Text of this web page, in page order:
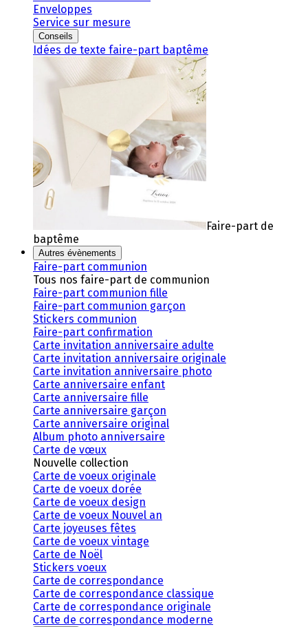
Enveloppes
Service sur mesure
Conseils
Idées de texte faire-part baptême
Faire-part de
baptême
Autres évènements
Faire-part communion
Tous nos faire-part de communion
Faire-part communion fille
Faire-part communion garçon
Stickers communion
Faire-part confirmation
Carte invitation anniversaire adulte
Carte invitation anniversaire originale
Carte invitation anniversaire photo
Carte anniversaire enfant
Carte anniversaire fille
Carte anniversaire garçon
Carte anniversaire original
Album photo anniversaire
Carte de vœux
Nouvelle collection
Carte de voeux originale
Carte de voeux dorée
Carte de voeux design
Carte de voeux Nouvel an
Carte joyeuses fêtes
Carte de voeux vintage
Carte de Noël
Stickers voeux
Carte de correspondance
Carte de correspondance classique
Carte de correspondance originale
Carte de correspondance moderne